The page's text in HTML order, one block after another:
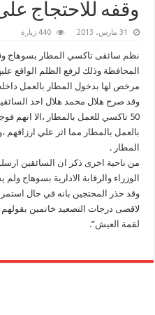
وقفه للاحتجاج
31 مارس، 2013 440 زيارة
نظم سائقى تاكسي المطار بسوهاج
المحافظة وذلك لرفع الظلم الواقع
مرخص لها بدخول المطار بالعمل
وقد صرح هلال محمد هلال احد
50 تاكسي للعمل بالمطار ،الا انهم
بالعمل بالمطار مما اثر علي
المطار .
من ناحية اخرى ذكر ان السائقين
الوزراء والرقابة الادارية بسوهاج
وقد حذر المحتجين بانه في حال
لاقصى درجات التصعيد خاتمين
لقمة العيش”.